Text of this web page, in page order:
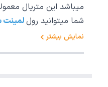
میباشد این متریال
شما میتوانید روللمینت
نمایش بیشتر